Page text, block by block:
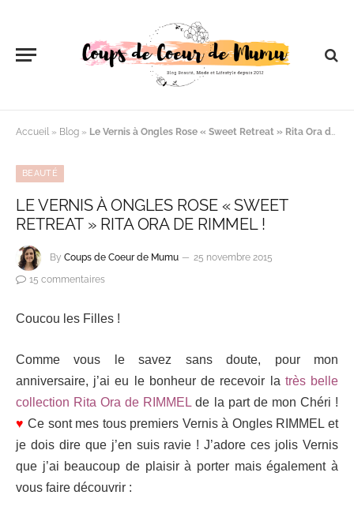
Accueil » Blog » Le Vernis à Ongles Rose « Sweet Retreat » Rita Ora de RIMMEL !
BEAUTÉ
LE VERNIS À ONGLES ROSE « SWEET
RETREAT » RITA ORA DE RIMMEL !
By Coups de Coeur de Mumu
25 novembre 2015
15 commentaires
Coucou les Filles !
Comme vous le savez sans doute, pour mon
anniversaire, j’ai eu le bonheur de recevoir la très belle
collection Rita Ora de RIMMEL de la part de mon Chéri !
♥ Ce sont mes tous premiers Vernis à Ongles RIMMEL et
je dois dire que j’en suis ravie ! J’adore ces jolis Vernis
que j’ai beaucoup de plaisir à porter mais également à
vous faire découvrir :